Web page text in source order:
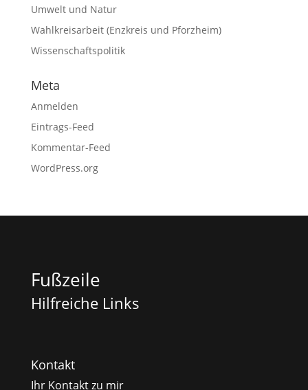
Umwelt und Natur
Wahlkreisarbeit (Enzkreis und Pforzheim)
Wissenschaftspolitik
Meta
Anmelden
Eintrags-Feed
Kommentar-Feed
WordPress.org
Fußzeile
Hilfreiche Links
Kontakt
Ihr Kontakt zu mir